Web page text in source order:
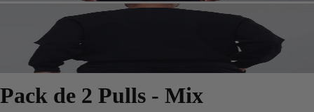
Pack de 2 Pulls - Mix